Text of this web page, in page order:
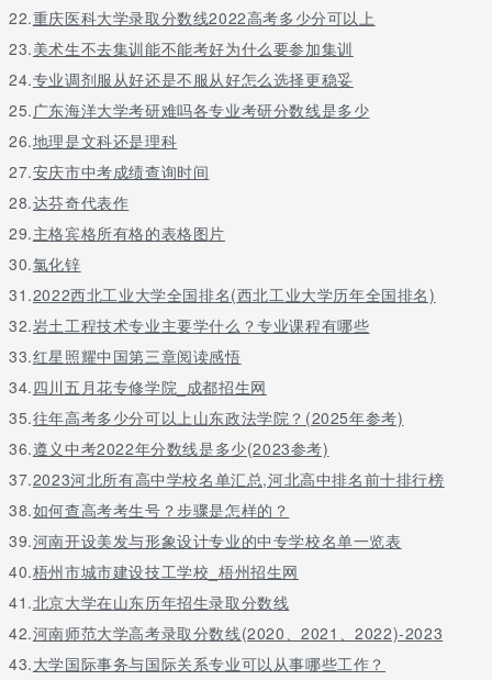
22.重庆医科大学录取分数线2022高考多少分可以上
23.美术生不去集训能不能考好为什么要参加集训
24.专业调剂服从好还是不服从好怎么选择更稳妥
25.广东海洋大学考研难吗各专业考研分数线是多少
26.地理是文科还是理科
27.安庆市中考成绩查询时间
28.达芬奇代表作
29.主格宾格所有格的表格图片
30.氯化锌
31.2022西北工业大学全国排名(西北工业大学历年全国排名)
32.岩土工程技术专业主要学什么？专业课程有哪些
33.红星照耀中国第三章阅读感悟
34.四川五月花专修学院_成都招生网
35.往年高考多少分可以上山东政法学院？(2025年参考)
36.遵义中考2022年分数线是多少(2023参考)
37.2023河北所有高中学校名单汇总,河北高中排名前十排行榜
38.如何查高考考生号？步骤是怎样的？
39.河南开设美发与形象设计专业的中专学校名单一览表
40.梧州市城市建设技工学校_梧州招生网
41.北京大学在山东历年招生录取分数线
42.河南师范大学高考录取分数线(2020、2021、2022)-2023
43.大学国际事务与国际关系专业可以从事哪些工作？